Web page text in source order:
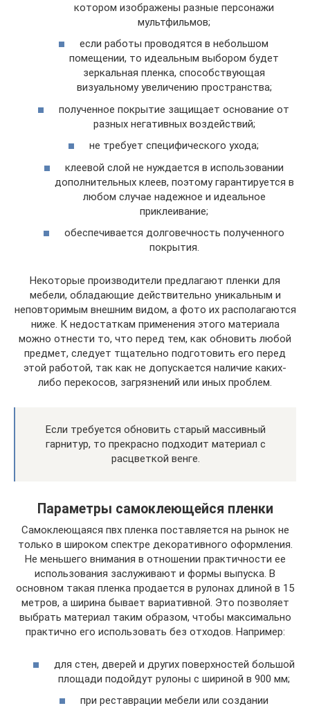
котором изображены разные персонажи
мультфильмов;
если работы проводятся в небольшом
помещении, то идеальным выбором будет
зеркальная пленка, способствующая
визуальному увеличению пространства;
полученное покрытие защищает основание от
разных негативных воздействий;
не требует специфического ухода;
клеевой слой не нуждается в использовании
дополнительных клеев, поэтому гарантируется в
любом случае надежное и идеальное
приклеивание;
обеспечивается долговечность полученного
покрытия.
Некоторые производители предлагают пленки для
мебели, обладающие действительно уникальным и
неповторимым внешним видом, а фото их располагаются
ниже. К недостаткам применения этого материала
можно отнести то, что перед тем, как обновить любой
предмет, следует тщательно подготовить его перед
этой работой, так как не допускается наличие каких-
либо перекосов, загрязнений или иных проблем.
Если требуется обновить старый массивный
гарнитур, то прекрасно подходит материал с
расцветкой венге.
Параметры самоклеющейся пленки
Самоклеющаяся пвх пленка поставляется на рынок не
только в широком спектре декоративного оформления.
Не меньшего внимания в отношении практичности ее
использования заслуживают и формы выпуска. В
основном такая пленка продается в рулонах длиной в 15
метров, а ширина бывает вариативной. Это позволяет
выбрать материал таким образом, чтобы максимально
практично его использовать без отходов. Например:
для стен, дверей и других поверхностей большой
площади подойдут рулоны с шириной в 900 мм;
при реставрации мебели или создании